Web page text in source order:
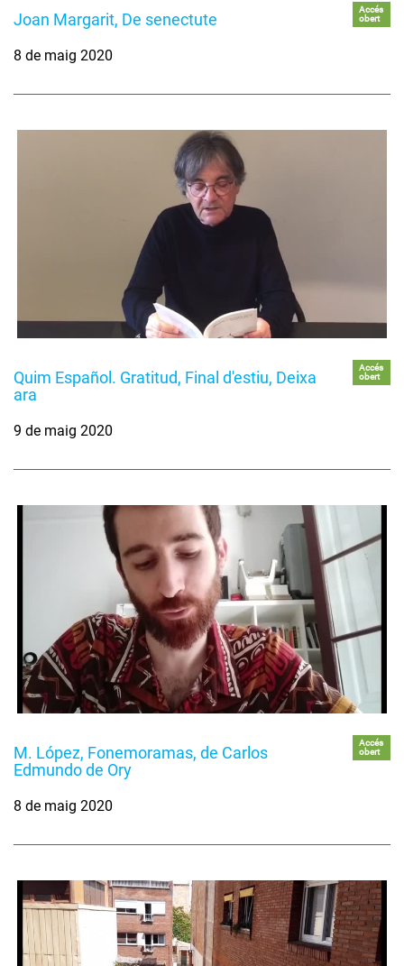
Joan Margarit, De senectute
Accés
obert
8 de maig 2020
Quim Español. Gratitud, Final d'estiu, Deixa
ara
Accés
obert
9 de maig 2020
M. López, Fonemoramas, de Carlos
Edmundo de Ory
Accés
obert
8 de maig 2020